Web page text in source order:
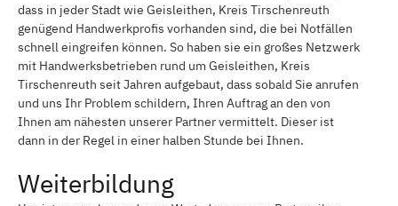
dass in jeder Stadt wie Geisleithen, Kreis Tirschenreuth
genügend Handwerkprofis vorhanden sind, die bei Notfällen
schnell eingreifen können. So haben sie ein großes Netzwerk
mit Handwerksbetrieben rund um Geisleithen, Kreis
Tirschenreuth seit Jahren aufgebaut, dass sobald Sie anrufen
und uns Ihr Problem schildern, Ihren Auftrag an den von
Ihnen am nähesten unserer Partner vermittelt. Dieser ist
dann in der Regel in einer halben Stunde bei Ihnen.
Weiterbildung